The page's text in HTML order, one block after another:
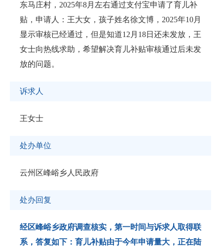
东马庄村，2025年8月左右通过支付宝申请了育儿补
贴，申请人：王大女，孩子姓名徐文博，2025年10月
显示审核已经通过，但是知道12月18日还未发放，王
女士向热线求助，希望解决育儿补贴审核通过后未发
放的问题。
诉求人
王女士
处办单位
云州区峰峪乡人民政府
处办回复
经区峰峪乡政府调查核实，第一时间与诉求人取得联
系，答复如下：育儿补贴由于今年申请量大，正在陆